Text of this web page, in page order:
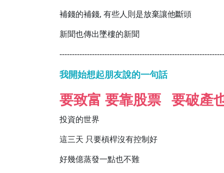
補錢的補錢, 有些人則是放棄讓他斷頭
新聞也傳出墜樓的新聞
我開始想起朋友說的一句話
要致富 要靠股票 要破產
投資的世界
這三天 只要槓桿沒有控制好
好幾億蒸發一點也不難